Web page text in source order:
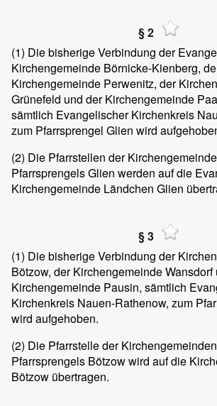
§ 2
(1) Die bisherige Verbindung der
Kirchengemeinde Börnicke-Kienberg,
Kirchengemeinde Perwenitz, der
Grünefeld und der Kirchengemeinde
sämtlich Evangelischer Kirchenkreis
zum Pfarrsprengel Glien wird
(2) Die Pfarrstellen der
Pfarrsprengels Glien werden auf die
Kirchengemeinde Ländchen Glien
§ 3
(1) Die bisherige Verbindung der
Bötzow, der Kirchengemeinde Wansdorf
Kirchengemeinde Pausin, sämtlich
Kirchenkreis Nauen-Rathenow, zum
wird aufgehoben.
(2) Die Pfarrstelle der
Pfarrsprengels Bötzow wird auf die
Bötzow übertragen.